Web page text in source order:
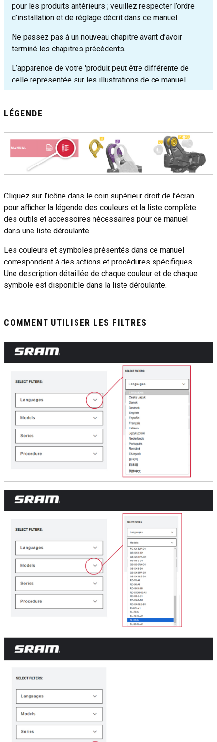
pour les produits antérieurs ; veuillez respecter l’ordre
d’installation et de réglage décrit dans ce manuel.
Ne passez pas à un nouveau chapitre avant d’avoir
terminé les chapitres précédents.
L’apparence de votre 'produit peut être différente de
celle représentée sur les illustrations de ce manuel.
LÉGENDE
Cliquez sur l’icône dans le coin supérieur droit de l’écran
pour afficher la légende des couleurs et la liste complète
des outils et accessoires nécessaires pour ce manuel
dans une liste déroulante.
Les couleurs et symboles présentés dans ce manuel
correspondent à des actions et procédures spécifiques.
Une description détaillée de chaque couleur et de chaque
symbole est disponible dans la liste déroulante.
COMMENT UTILISER LES FILTRES